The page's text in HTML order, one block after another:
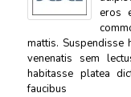
eros
mattis. Suspendisse
venenatis sem
habitasse platea
faucibus